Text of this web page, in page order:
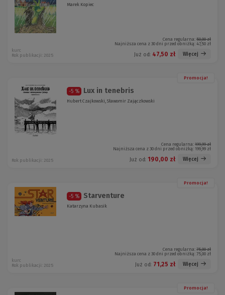
Marek Kopiec
Cena regularna: 50,00 zł
Najniższa cena z 30 dni przed obniżką: 47,50 zł
Już od: 47,50 zł Więcej
kurc
Rok publikacji: 2025
Promocja!
-5 % Lux in tenebris
Hubert Czajkowski, Sławomir Zajączkowski
Cena regularna: 199,99 zł
Najniższa cena z 30 dni przed obniżką: 199,99 zł
Już od: 190,00 zł Więcej
Rok publikacji: 2025
Promocja!
-5 % Starventure
Katarzyna Kubasik
Cena regularna: 75,00 zł
Najniższa cena z 30 dni przed obniżką: 75,00 zł
Już od: 71,25 zł Więcej
kurc
Rok publikacji: 2025
Promocja!